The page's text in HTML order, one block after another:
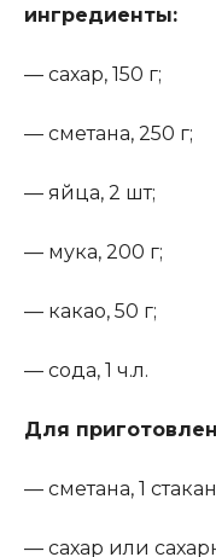
ингредиенты:
— сахар, 150 г;
— сметана, 250 г;
— яйца, 2 шт;
— мука, 200 г;
— какао, 50 г;
— сода, 1 ч.л.
Для
— сметана, 1
— сахар или